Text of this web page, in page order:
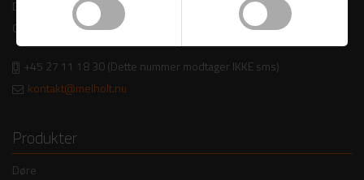
DK - 8960 Randers SØ
Cvr nr.: 16 39 21 70
+45 27 11 18 30(Dette nummer modtager IKKE sms)
kontakt@melholt.nu
Produkter
Døre